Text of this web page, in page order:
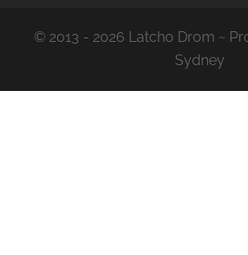
© 2013 - 2026 Latcho Drom ~
Sydney